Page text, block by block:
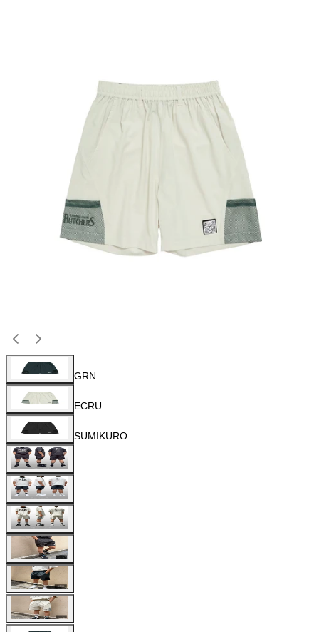
GRN
ECRU
SUMIKURO